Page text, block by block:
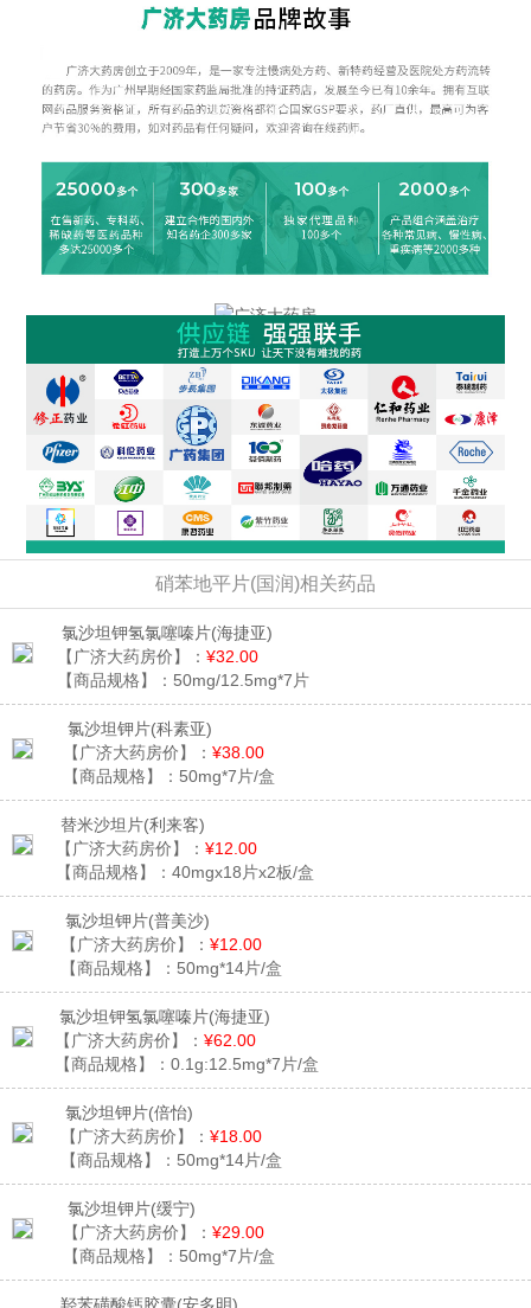
硝苯地平片(国润)相关药品
氯沙坦钾氢氯噻嗪片(海捷亚)
【广济大药房价】： ¥32.00
【商品规格】： 50mg/12.5mg*7片
氯沙坦钾片(科素亚)
【广济大药房价】： ¥38.00
【商品规格】： 50mg*7片/盒
替米沙坦片(利来客)
【广济大药房价】： ¥12.00
【商品规格】： 40mgx18片x2板/盒
氯沙坦钾片(普美沙)
【广济大药房价】： ¥12.00
【商品规格】： 50mg*14片/盒
氯沙坦钾氢氯噻嗪片(海捷亚)
【广济大药房价】： ¥62.00
【商品规格】： 0.1g:12.5mg*7片/盒
氯沙坦钾片(倍怡)
【广济大药房价】： ¥18.00
【商品规格】： 50mg*14片/盒
氯沙坦钾片(缓宁)
【广济大药房价】： ¥29.00
【商品规格】： 50mg*7片/盒